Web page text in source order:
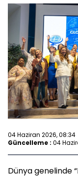
04 Haziran 2026, 08:34
Güncelleme : 04
Dünya genelinde